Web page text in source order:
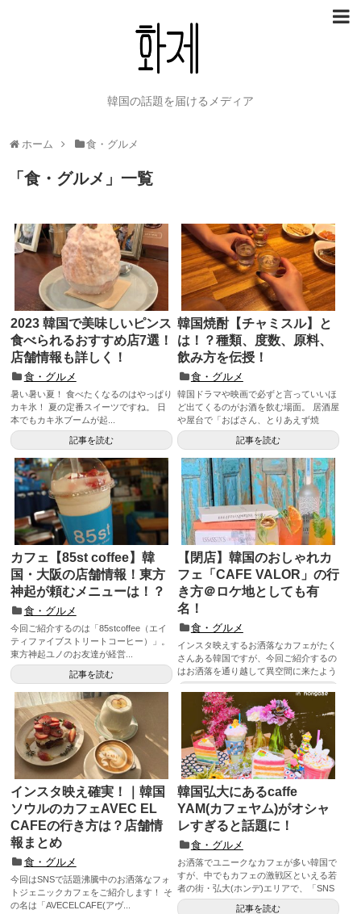
韓国の話題を届けるメディア
ホーム 食・グルメ
「食・グルメ 」 一覧
2023 韓国で美味しいピンス
食べられるおすすめ店7選！
店舗情報も詳しく！
食・グルメ
暑い暑い夏！ 食べたくなるのはやっぱり
カキ氷！ 夏の定番スイーツですね。 日
本でもカキ氷ブームが起...
記事を読む
韓国焼酎【チャミスル】と
は！？種類、度数、原料、
飲み方を伝授！
食・グルメ
韓国ドラマや映画で必ずと言っていいほ
ど出てくるのがお酒を飲む場面。 居酒屋
や屋台で「おばさん、とりあえず焼
酎！...
記事を読む
カフェ【85st coffee】韓
国・大阪の店舗情報！東方
神起が頼むメニューは！？
食・グルメ
今回ご紹介するのは「85stcoffee（エイ
ティファイブストリートコーヒー）」。
東方神起ユノのお友達が経営...
記事を読む
【閉店】韓国のおしゃれカ
フェ「CAFE VALOR」の行
き方＠ロケ地としても有
名！
食・グルメ
インスタ映えするお洒落なカフェがたく
さんある韓国ですが、今回ご紹介するの
はお洒落を通り越して異空間に来たよう
な雰囲気を楽しめ...
記事を読む
インスタ映え確実！｜韓国
ソウルのカフェAVEC EL
CAFEの行き方は？店舗情
報まとめ
食・グルメ
今回はSNSで話題沸騰中のお洒落なフォ
トジェニックカフェをご紹介します！ そ
の名は「AVECELCAFE(アヴ...
韓国弘大にあるcaffe
YAM(カフェヤム)がオシャ
レすぎると話題に！
食・グルメ
お洒落でユニークなカフェが多い韓国で
すが、中でもカフェの激戦区といえる若
者の街・弘大(ホンデ)エリアで、「SNS
映えならココ...
記事を読む